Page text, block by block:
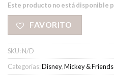
Este producto no está disponible
FAVORITO
SKU: N/D
Categorías:Disney,Mickey & Friends